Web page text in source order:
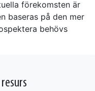
förekomsten är
baseras på den mer
behövs